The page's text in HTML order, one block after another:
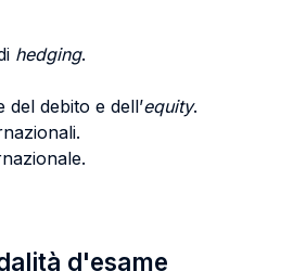
hedging.
debito e dell’equity.
d'esame